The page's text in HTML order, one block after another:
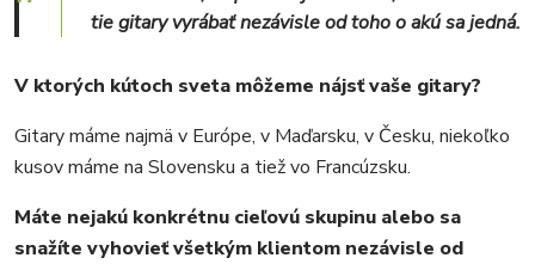
tie gitary vyrábať nezávisle od toho o akú sa jedná.
V ktorých kútoch sveta môžeme nájsť vaše gitary?
Gitary máme najmä v Európe, v Maďarsku, v Česku, niekoľko
kusov máme na Slovensku a tiež vo Francúzsku.
Máte nejakú konkrétnu cieľovú skupinu alebo sa
snažíte vyhovieť všetkým klientom nezávisle od